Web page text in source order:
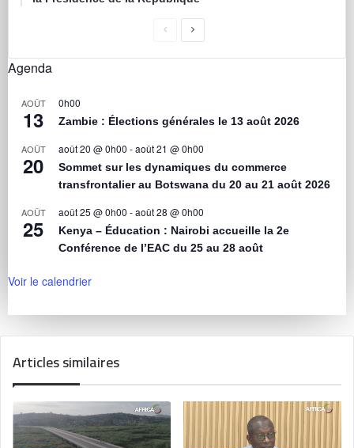
Agenda
AOÛT
13
0h00
Zambie : Élections générales le 13 août 2026
AOÛT
20
août 20 @ 0h00 -août 21 @ 0h00
Sommet sur les dynamiques du commerce
transfrontalier au Botswana du 20 au 21 août 2026
AOÛT
25
août 25 @ 0h00 -août 28 @ 0h00
Kenya – Éducation : Nairobi accueille la 2e
Conférence de l’EAC du 25 au 28 août
Voir le calendrier
Articles similaires